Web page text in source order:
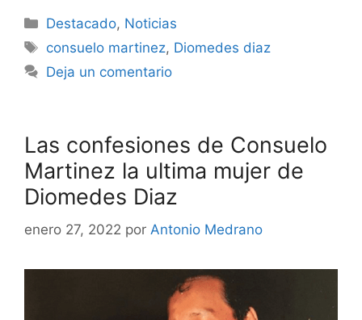
Destacado, Noticias
consuelo martinez, Diomedes diaz
Deja un comentario
Las confesiones de Consuelo
Martinez la ultima mujer de
Diomedes Diaz
enero 27, 2022 por Antonio Medrano